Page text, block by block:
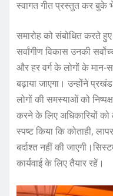
स्वागत गीत प्रस्तुत कर
समारोह को संबोधित करते
सर्वांगीण विकास उनकी
और हर वर्ग के लोगों के मान-
बढ़ाया जाएगा। उन्होंने
लोगों की समस्याओं को
करने के लिए अधिकारियों को
स्पष्ट किया कि कोताही,
बर्दाश्त नहीं की
कार्यवाई के लिए तैयार रहें।